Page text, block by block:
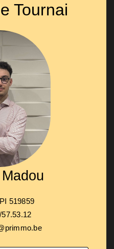
Tournai
519859